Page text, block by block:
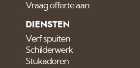
Vraag offerte aan
DIENSTEN
Verf spuiten
Schilderwerk
Stukadoren